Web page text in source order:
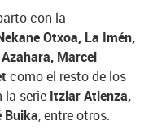
con la
Otxoa, La Imén,
Marcel
como el resto de los
la serie Itziar Atienza,
Buika, entre otros.